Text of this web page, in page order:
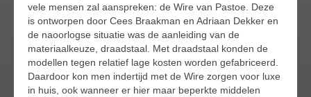
vele mensen zal aanspreken: de Wire van Pastoe. Deze
is ontworpen door Cees Braakman en Adriaan Dekker en
de naoorlogse situatie was de aanleiding van de
materiaalkeuze, draadstaal. Met draadstaal konden de
modellen tegen relatief lage kosten worden gefabriceerd.
Daardoor kon men indertijd met de Wire zorgen voor luxe
in huis, ook wanneer er hier maar beperkte middelen